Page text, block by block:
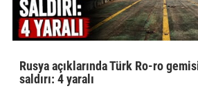
Rusya açıklarında Türk Ro-ro
saldırı: 4 yaralı